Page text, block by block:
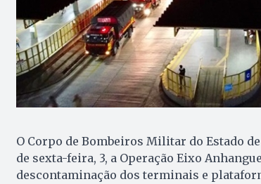
O Corpo de Bombeiros Militar do Estado
de sexta-feira, 3, a Operação Eixo
descontaminação dos terminais e